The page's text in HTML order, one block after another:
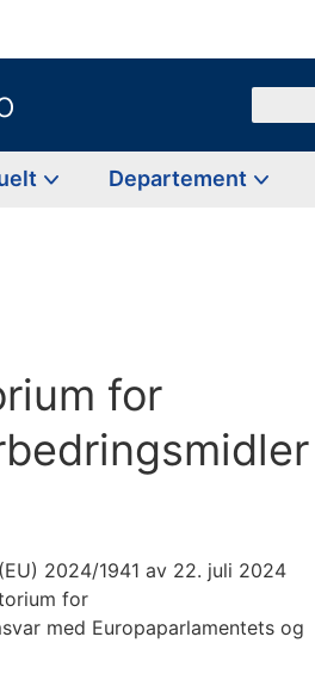
Departement
for
2024/1941 av 22. juli 2024
for
med Europaparlamentets og